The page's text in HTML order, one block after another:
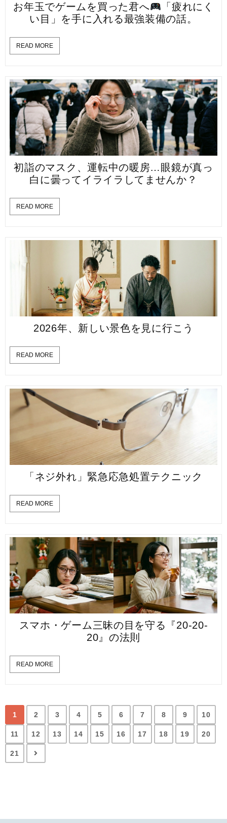
お年玉でゲームを買った君へ
「疲れにく
い目」を手に入れる最強装備の話。
READ MORE
初詣のマスク、運転中の暖房…眼鏡が真っ
白に曇ってイライラしてませんか？
READ MORE
2026年、新しい景色を見に行こう
READ MORE
「ネジ外れ」緊急応急処置テクニック
READ MORE
スマホ・ゲーム三昧の目を守る『20-20-
20』の法則
READ MORE
1 2 3 4 5 6 7 8 9 10
11 12 13 14 15 16 17 18 19 20
21